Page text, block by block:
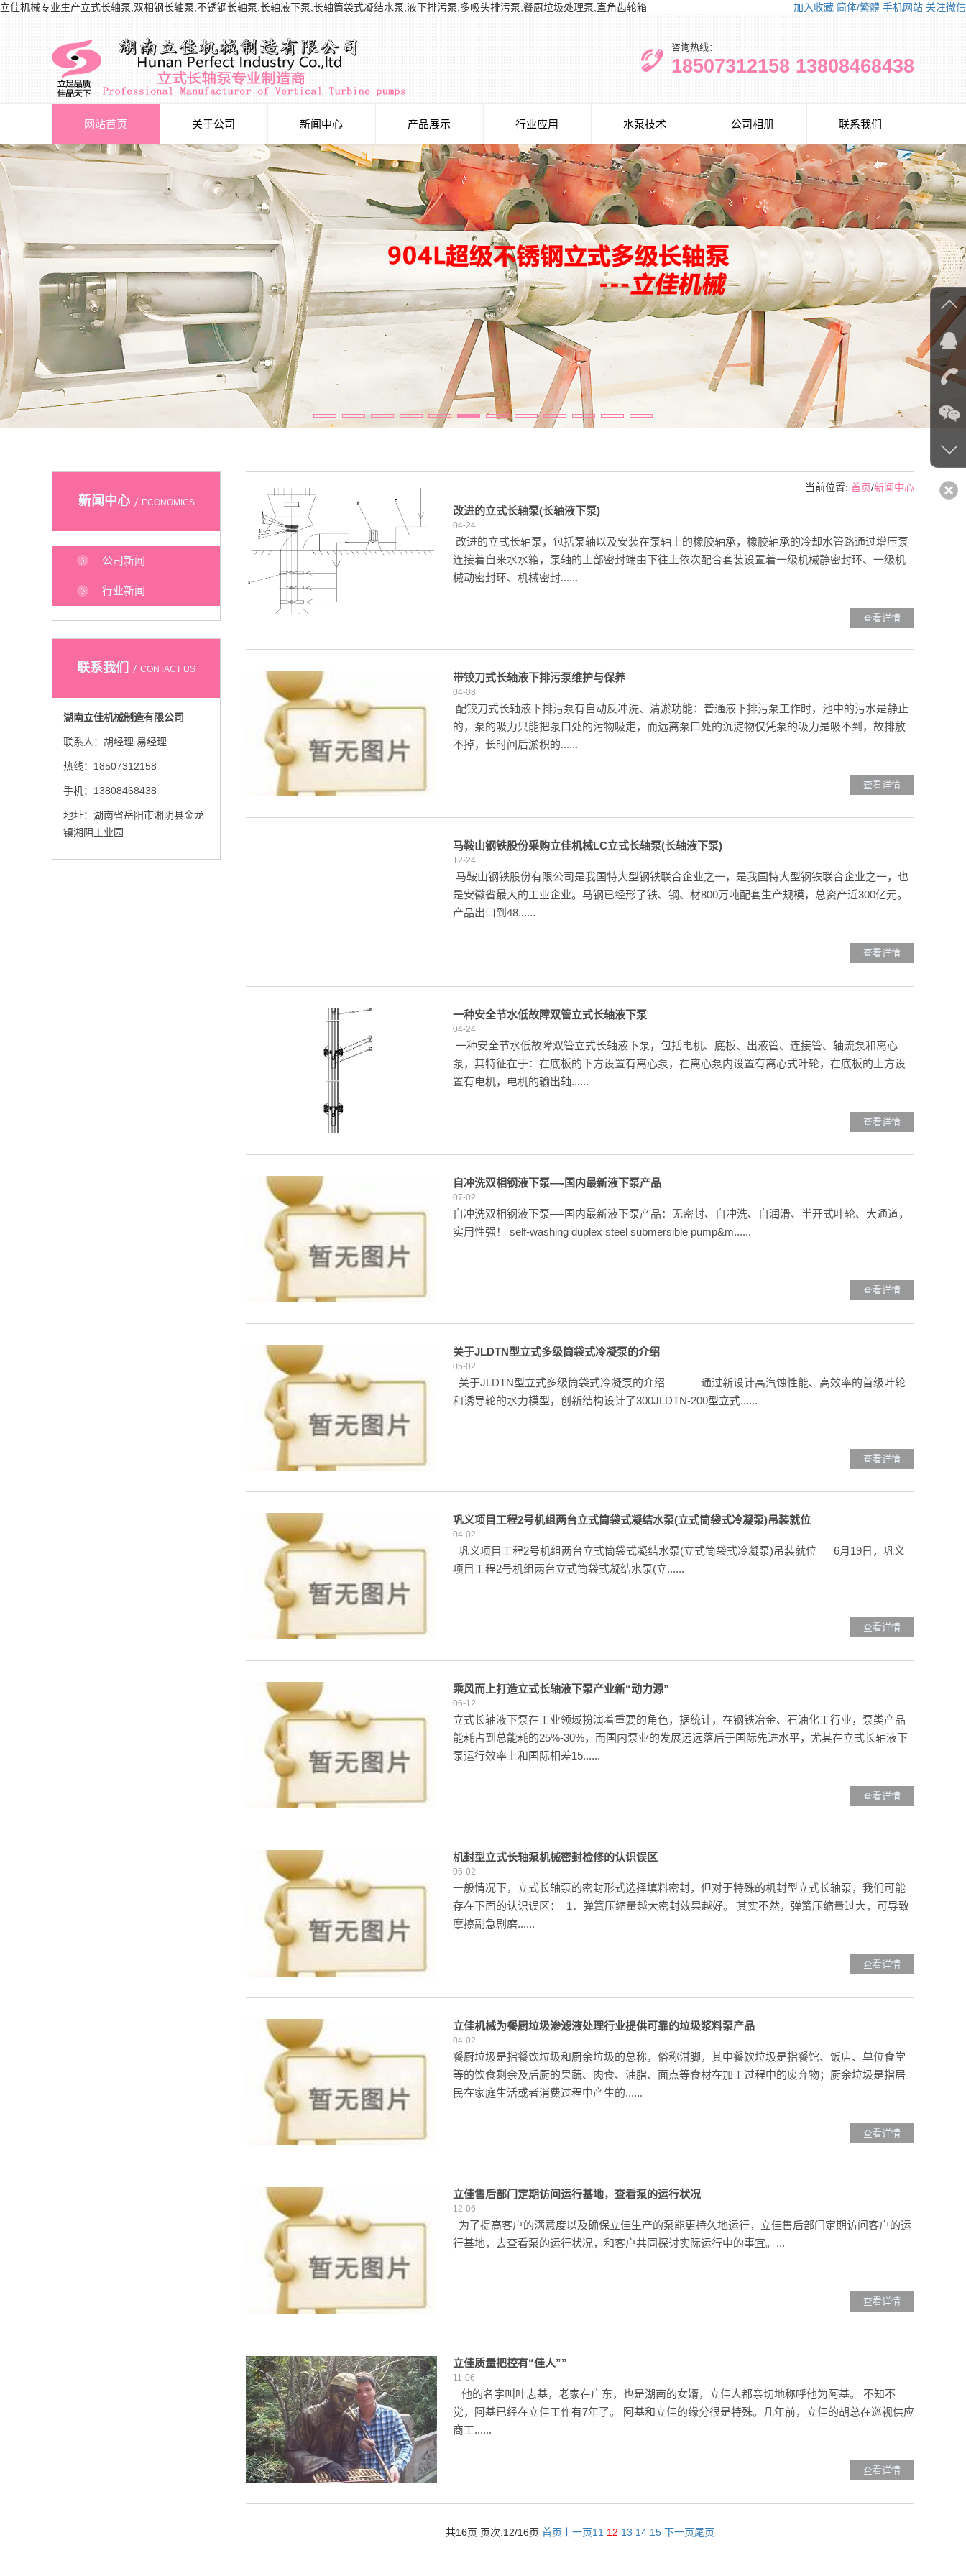
立佳机械专业生产立式长轴泵,双相钢长轴泵,不锈钢长轴泵,长轴液下泵,长轴筒袋式凝结水泵,液下排污泵,多吸头排污泵,餐厨垃圾处理泵,直角齿轮箱 加入收藏 简体/繁體 手机网站 关注微信
咨询热线：
18507312158 13808468438
网站首页 关于公司 新闻中心 产品展示 行业应用 水泵技术 公司相册 联系我们
新闻中心 ECONOMICS
公司新闻
行业新闻
联系我们 CONTACT US
湖南立佳机械制造有限公司
联系人：胡经理 易经理
热线：18507312158
手机：13808468438
地址：湖南省岳阳市湘阴县金龙
镇湘阴工业园
当前位置: 首页/新闻中心
改进的立式长轴泵(长轴液下泵)
04-24
改进的立式长轴泵，包括泵轴以及安装在泵轴上的橡胶轴承，橡胶轴承的冷却水管路通过增压泵
连接着自来水水箱，泵轴的上部密封端由下往上依次配合套装设置着一级机械静密封环、一级机
械动密封环、机械密封......
查看详情
带铰刀式长轴液下排污泵维护与保养
04-08
配铰刀式长轴液下排污泵有自动反冲洗、清淤功能：普通液下排污泵工作时，池中的污水是静止
的，泵的吸力只能把泵口处的污物吸走，而远离泵口处的沉淀物仅凭泵的吸力是吸不到，故排放
不掉，长时间后淤积的......
查看详情
马鞍山钢铁股份采购立佳机械LC立式长轴泵(长轴液下泵)
12-24
马鞍山钢铁股份有限公司是我国特大型钢铁联合企业之一，是我国特大型钢铁联合企业之一，也
是安徽省最大的工业企业。马钢已经形了铁、钢、材800万吨配套生产规模，总资产近300亿元。
产品出口到48......
查看详情
一种安全节水低故障双管立式长轴液下泵
04-24
一种安全节水低故障双管立式长轴液下泵，包括电机、底板、出液管、连接管、轴流泵和离心
泵，其特征在于：在底板的下方设置有离心泵，在离心泵内设置有离心式叶轮，在底板的上方设
置有电机，电机的输出轴......
查看详情
自冲洗双相钢液下泵—-国内最新液下泵产品
07-02
自冲洗双相钢液下泵—-国内最新液下泵产品：无密封、自冲洗、自润滑、半开式叶轮、大通道，
实用性强！ self-washing duplex steel submersible pump&m......
查看详情
关于JLDTN型立式多级筒袋式冷凝泵的介绍
05-02
关于JLDTN型立式多级筒袋式冷凝泵的介绍 通过新设计高汽蚀性能、高效率的首级叶轮
和诱导轮的水力模型，创新结构设计了300JLDTN-200型立式......
查看详情
巩义项目工程2号机组两台立式筒袋式凝结水泵(立式筒袋式冷凝泵)吊装就位
04-02
巩义项目工程2号机组两台立式筒袋式凝结水泵(立式筒袋式冷凝泵)吊装就位 6月19日，巩义
项目工程2号机组两台立式筒袋式凝结水泵(立......
查看详情
乘风而上打造立式长轴液下泵产业新“动力源”
06-12
立式长轴液下泵在工业领域扮演着重要的角色，据统计，在钢铁冶金、石油化工行业，泵类产品
能耗占到总能耗的25%-30%，而国内泵业的发展远远落后于国际先进水平，尤其在立式长轴液下
泵运行效率上和国际相差15......
查看详情
机封型立式长轴泵机械密封检修的认识误区
05-02
一般情况下，立式长轴泵的密封形式选择填料密封，但对于特殊的机封型立式长轴泵，我们可能
存在下面的认识误区： 1．弹簧压缩量越大密封效果越好。 其实不然，弹簧压缩量过大，可导致
摩擦副急剧磨......
查看详情
立佳机械为餐厨垃圾渗滤液处理行业提供可靠的垃圾浆料泵产品
04-02
餐厨垃圾是指餐饮垃圾和厨余垃圾的总称，俗称泔脚，其中餐饮垃圾是指餐馆、饭店、单位食堂
等的饮食剩余及后厨的果蔬、肉食、油脂、面点等食材在加工过程中的废弃物；厨余垃圾是指居
民在家庭生活或者消费过程中产生的......
查看详情
立佳售后部门定期访问运行基地，查看泵的运行状况
12-06
为了提高客户的满意度以及确保立佳生产的泵能更持久地运行，立佳售后部门定期访问客户的运
行基地，去查看泵的运行状况，和客户共同探讨实际运行中的事宜。...
查看详情
立佳质量把控有“佳人””
11-06
他的名字叫叶志基，老家在广东，也是湖南的女婿，立佳人都亲切地称呼他为阿基。 不知不
觉，阿基已经在立佳工作有7年了。 阿基和立佳的缘分很是特殊。几年前，立佳的胡总在巡视供应
商工......
查看详情
共16页 页次:12/16页 首页 上一页11 12 13 14 15 下一页尾页